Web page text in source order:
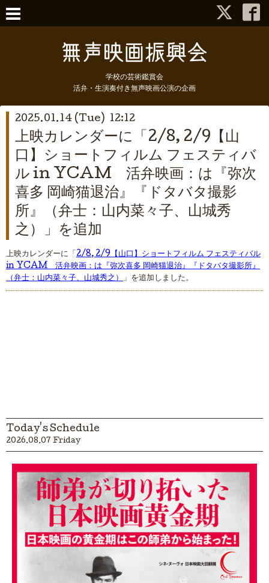
学校の芸術鑑賞会
活弁・生演奏付き無声映画公演の企画
2025.01.14 (Tue) 12:12
上映カレンダーに「2/8, 2/9【山
口】ショートフィルム フェスティバ
ル in YCAM 活弁映画：は『弥次
喜多 岡崎猫退治』『ドタバタ撮影
所』（弁士：山内菜々子、山城秀
之）」を追加
上映カレンダーに「 2/8, 2/9【山口】ショートフィルム フェスティバル
in YCAM 活弁映画：は『弥次喜多 岡崎猫退治』『ドタバタ撮影所』
（弁士：山内菜々子、山城秀之） 」を追加しました。
Today's Schedule
2026.08.07 Friday